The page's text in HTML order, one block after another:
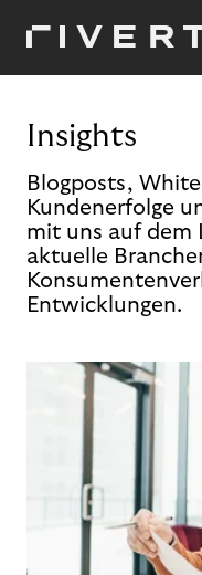
Insights
Blogposts,
Kundenerfolge
mit uns auf dem
aktuelle
Entwicklungen.